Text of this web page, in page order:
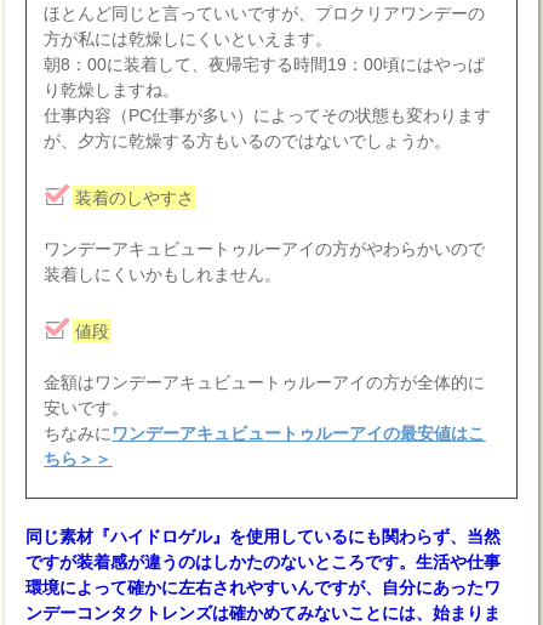
ほとんど同じと言っていいですが、プロクリアワンデーの
方が私には乾燥しにくいといえます。
朝8：00に装着して、夜帰宅する時間19：00頃にはやっぱ
り乾燥しますね。
仕事内容（PC仕事が多い）によってその状態も変わります
が、夕方に乾燥する方もいるのではないでしょうか。
装着のしやすさ
ワンデーアキュビュートゥルーアイの方がやわらかいので
装着しにくいかもしれません。
値段
金額はワンデーアキュビュートゥルーアイの方が全体的に
安いです。
ちなみにワンデーアキュビュートゥルーアイの最安値はこ
ちら＞＞
同じ素材『ハイドロゲル』を使用しているにも関わらず、当然
ですが装着感が違うのはしかたのないところです。生活や仕事
環境によって確かに左右されやすいんですが、自分にあったワ
ンデーコンタクトレンズは確かめてみないことには、始まりま